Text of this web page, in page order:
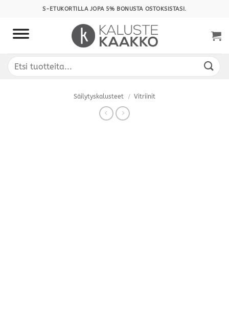
content
S-ETUKORTILLA JOPA 5% BONUSTA OSTOKSISTASI.
Etsi:
Säilytyskalusteet / Vitriinit